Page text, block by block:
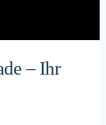
– Ihr